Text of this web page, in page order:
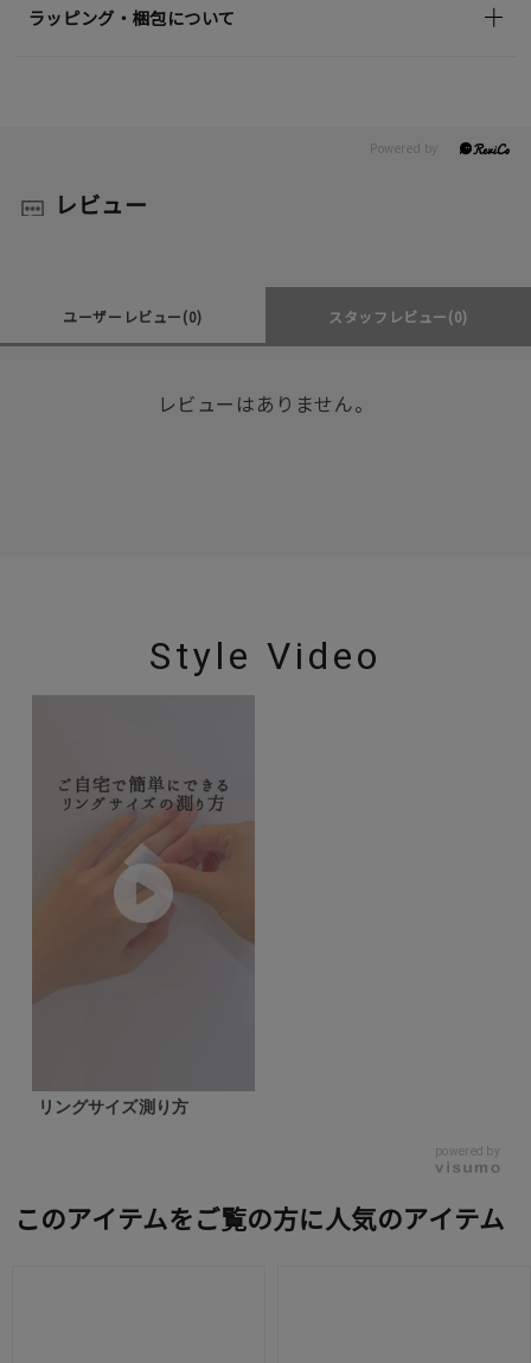
ラッピング・梱包について
レビュー
ユーザーレビュー(0) スタッフレビュー(0)
レビューはありません。
Style Video
リングサイズ測り方
powered by
このアイテムをご覧の方に人気のアイテム